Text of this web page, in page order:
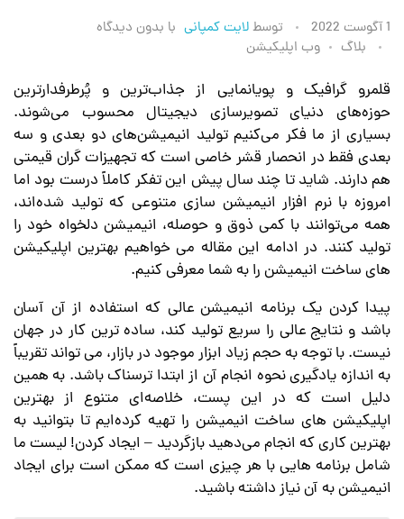
ا
پ
ل
ی
ک
ی
ش
ن
ه
ا
1 آگوست 2022 توسطلایت کمپانی با بدون دیدگاه
بلاگ
وب اپلیکیشن
قلمرو گرافیک و پویانمایی از جذاب‌ترین و پُرطرفدارترین
حوزه‌های دنیای تصویرسازی دیجیتال محسوب می‌شوند.
بسیاری از ما فکر می‌کنیم تولید انیمیشن‌های دو بعدی و سه
بعدی فقط در انحصار قشر خاصی است که تجهیزات گران قیمتی
هم دارند. شاید تا چند سال پیش این تفکر کاملاً درست بود اما
امروزه با نرم افزار انیمیشن سازی متنوعی که تولید شده‌اند،
همه می‌توانند با کمی ذوق و حوصله، انیمیشن دلخواه خود را
تولید کنند. در ادامه این مقاله می خواهیم بهترین اپلیکیشن
های ساخت انیمیشن را به شما معرفی کنیم.
پیدا کردن یک برنامه انیمیشن عالی که استفاده از آن آسان
باشد و نتایج عالی را سریع تولید کند، ساده ترین کار در جهان
نیست. با توجه به حجم زیاد ابزار موجود در بازار، می تواند تقریباً
به اندازه یادگیری نحوه انجام آن از ابتدا ترسناک باشد. به همین
دلیل است که در این پست، خلاصه‌ای متنوع از بهترین
اپلیکیشن های ساخت انیمیشن را تهیه کرده‌ایم تا بتوانید به
بهترین کاری که انجام می‌دهید بازگردید – ایجاد کردن! لیست ما
شامل برنامه هایی با هر چیزی است که ممکن است برای ایجاد
انیمیشن به آن نیاز داشته باشید.